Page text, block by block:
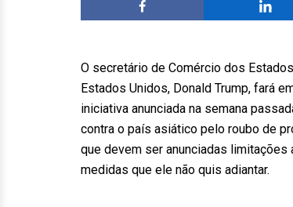
O secretário de Comércio dos
Estados Unidos, Donald Trump, fará
iniciativa anunciada na semana
contra o país asiático pelo roubo de
que devem ser anunciadas limitações
medidas que ele não quis adiantar.